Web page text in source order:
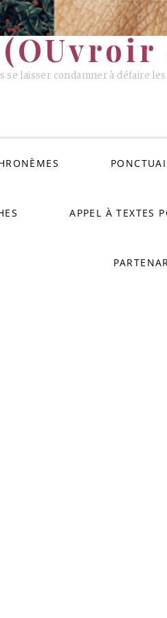
se laisser condamner à défaire
APPEL À TEXTES